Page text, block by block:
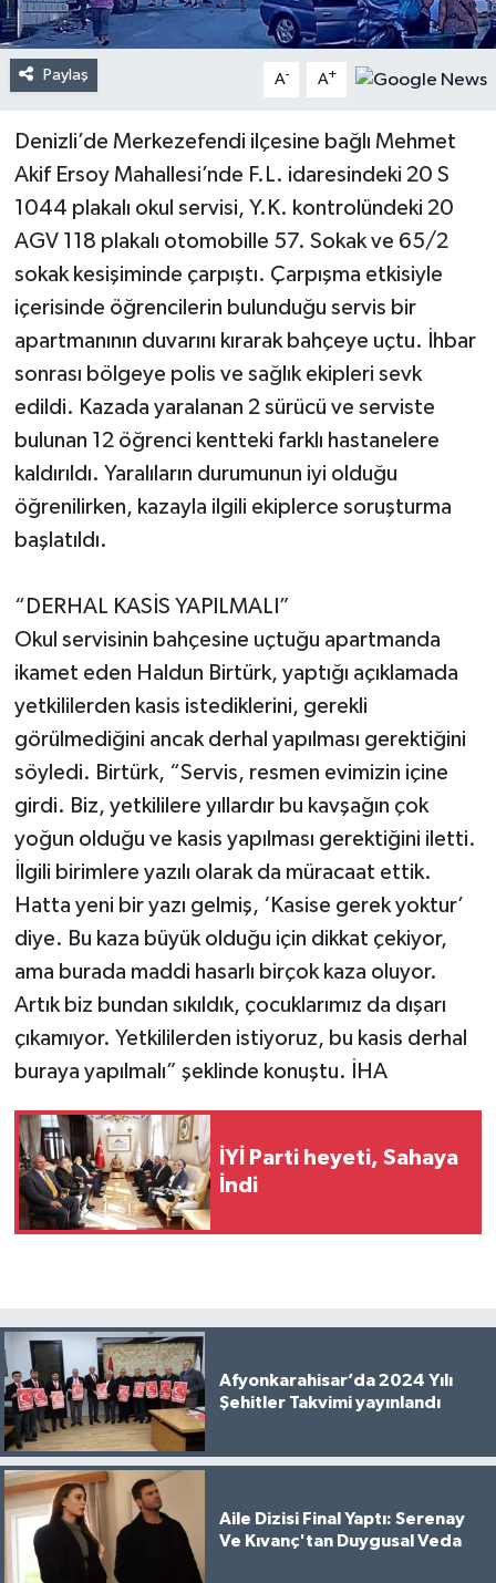
Paylaş A- A+
Denizli’de Merkezefendi ilçesine bağlı Mehmet
Akif Ersoy Mahallesi’nde F.L. idaresindeki 20 S
1044 plakalı okul servisi, Y.K. kontrolündeki 20
AGV 118 plakalı otomobille 57. Sokak ve 65/2
sokak kesişiminde çarpıştı. Çarpışma etkisiyle
içerisinde öğrencilerin bulunduğu servis bir
apartmanının duvarını kırarak bahçeye uçtu. İhbar
sonrası bölgeye polis ve sağlık ekipleri sevk
edildi. Kazada yaralanan 2 sürücü ve serviste
bulunan 12 öğrenci kentteki farklı hastanelere
kaldırıldı. Yaralıların durumunun iyi olduğu
öğrenilirken, kazayla ilgili ekiplerce soruşturma
başlatıldı.
“DERHAL KASİS YAPILMALI”
Okul servisinin bahçesine uçtuğu apartmanda
ikamet eden Haldun Birtürk, yaptığı açıklamada
yetkililerden kasis istediklerini, gerekli
görülmediğini ancak derhal yapılması gerektiğini
söyledi. Birtürk, “Servis, resmen evimizin içine
girdi. Biz, yetkililere yıllardır bu kavşağın çok
yoğun olduğu ve kasis yapılması gerektiğini iletti.
İlgili birimlere yazılı olarak da müracaat ettik.
Hatta yeni bir yazı gelmiş, ‘Kasise gerek yoktur’
diye. Bu kaza büyük olduğu için dikkat çekiyor,
ama burada maddi hasarlı birçok kaza oluyor.
Artık biz bundan sıkıldık, çocuklarımız da dışarı
çıkamıyor. Yetkililerden istiyoruz, bu kasis derhal
buraya yapılmalı” şeklinde konuştu. İHA
İYİ Parti heyeti, Sahaya
İndi
Afyonkarahisar’da 2024 Yılı
Şehitler Takvimi yayınlandı
Aile Dizisi Final Yaptı: Serenay
Ve Kıvanç'tan Duygusal Veda